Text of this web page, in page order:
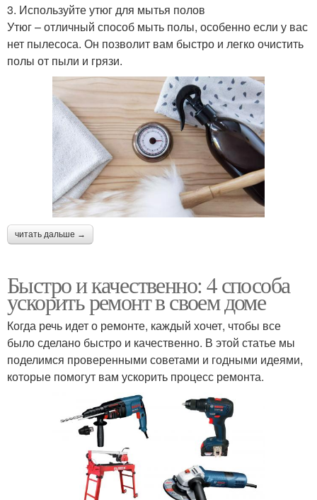
3. Используйте утюг для мытья полов
Утюг – отличный способ мыть полы, особенно если у вас
нет пылесоса. Он позволит вам быстро и легко очистить
полы от пыли и грязи.
читать дальше →
Быстро и качественно: 4 способа
ускорить ремонт в своем доме
Когда речь идет о ремонте, каждый хочет, чтобы все
было сделано быстро и качественно. В этой статье мы
поделимся проверенными советами и годными идеями,
которые помогут вам ускорить процесс ремонта.